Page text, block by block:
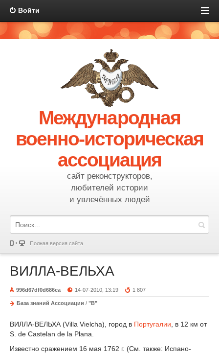
Войти
Международная
военно-историческая
ассоциация
сайт реконструкторов,
любителей истории
и увлечённых людей
Полная версия сайта
ВИЛЛА-ВЕЛЬХА
996d67df0d686ca 14-07-2010, 13:19 1 807
База знаний Ассоциации / "В"
ВИЛЛА-ВЕЛЬХА (Villa Vielcha), город в Португалии , в 12 км от
S. de Castelan de la Plana.
Известно сражением 16 мая 1762 г. (См. также: Испано-